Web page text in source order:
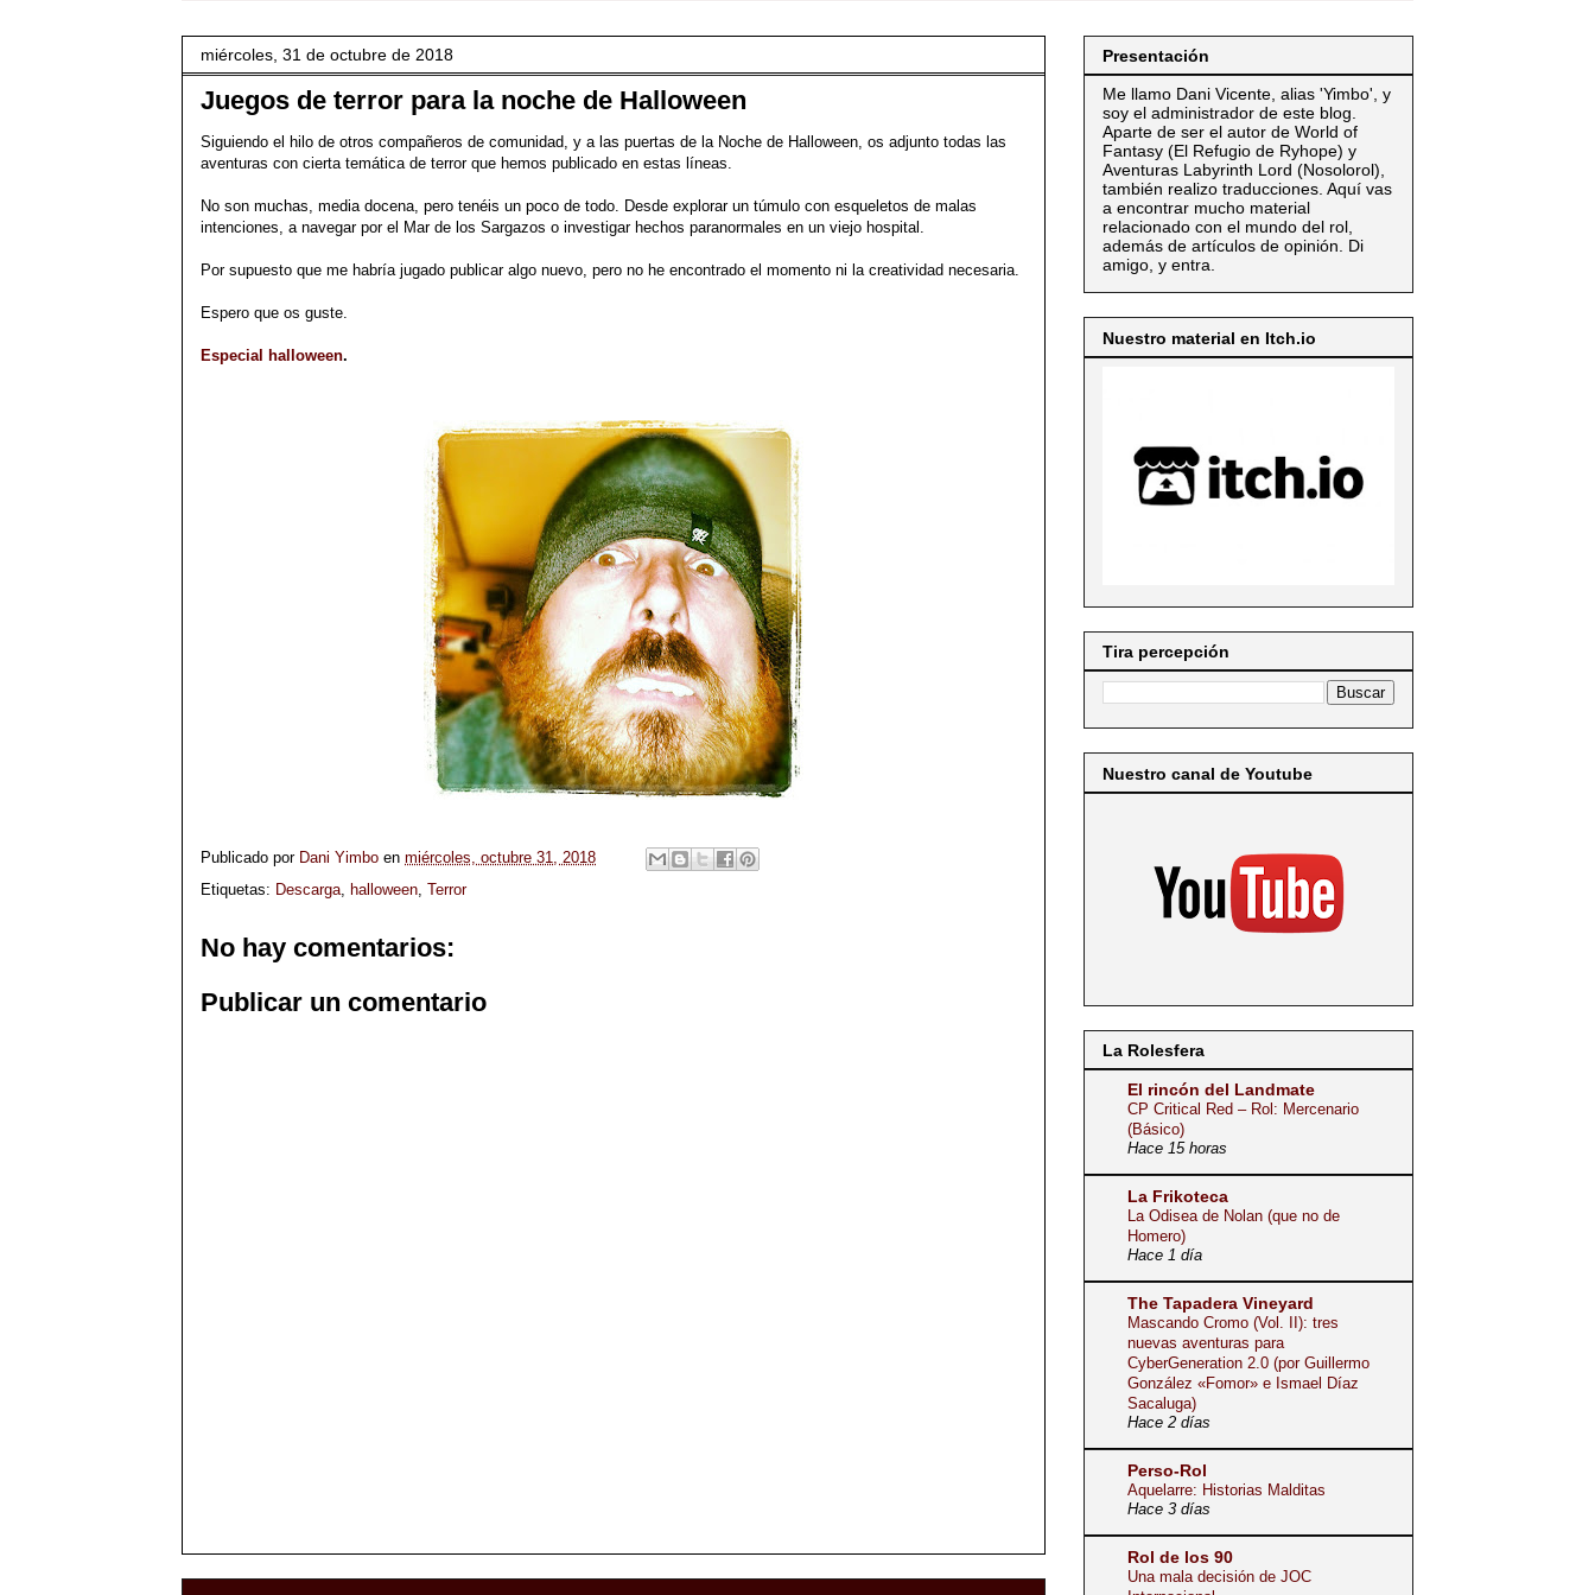
miércoles, 31 de octubre de 2018
Juegos de terror para la noche de Halloween
Siguiendo el hilo de otros compañeros de comunidad, y a las puertas de la Noche de Halloween, os adjunto todas las
aventuras con cierta temática de terror que hemos publicado en estas líneas.
No son muchas, media docena, pero tenéis un poco de todo. Desde explorar un túmulo con esqueletos de malas
intenciones, a navegar por el Mar de los Sargazos o investigar hechos paranormales en un viejo hospital.
Por supuesto que me habría jugado publicar algo nuevo, pero no he encontrado el momento ni la creatividad necesaria.
Espero que os guste.
Especial halloween.
Publicado por Dani Yimbo en miércoles, octubre 31, 2018
Etiquetas: Descarga, halloween, Terror
No hay comentarios:
Publicar un comentario
Presentación
Me llamo Dani Vicente, alias 'Yimbo', y
soy el administrador de este blog.
Aparte de ser el autor de World of
Fantasy (El Refugio de Ryhope) y
Aventuras Labyrinth Lord (Nosolorol),
también realizo traducciones. Aquí vas
a encontrar mucho material
relacionado con el mundo del rol,
además de artículos de opinión. Di
amigo, y entra.
Nuestro material en Itch.io
Tira percepción
Nuestro canal de Youtube
La Rolesfera
El rincón del Landmate
CP Critical Red – Rol: Mercenario
(Básico)
Hace 15 horas
La Frikoteca
La Odisea de Nolan (que no de
Homero)
Hace 1 día
The Tapadera Vineyard
Mascando Cromo (Vol. II): tres
nuevas aventuras para
CyberGeneration 2.0 (por Guillermo
González «Fomor» e Ismael Díaz
Sacaluga)
Hace 2 días
Perso-Rol
Aquelarre: Historias Malditas
Hace 3 días
Rol de los 90
Una mala decisión de JOC